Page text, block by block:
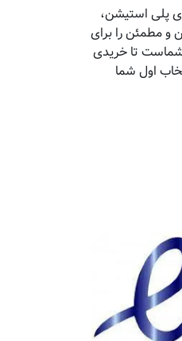
پلی استیشن،
و مطمئن را برای
شماست تا خریدی
اول شما